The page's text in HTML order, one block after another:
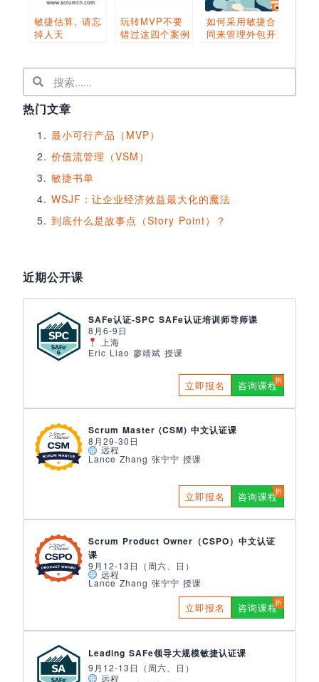
敏捷估算, 请忘
掉人天
玩转MVP不要
错过这四个案例
如何采用敏捷合
同来管理外包开
热门文章
最小可行产品（MVP）
价值流管理（VSM）
敏捷书单
WSJF：让企业经济效益最大化的魔法
到底什么是故事点（Story Point）？
近期公开课
SAFe认证-SPC SAFe认证培训师导师课
8月6-9日
上海
Eric Liao 廖靖斌 授课
立即报名 咨询课程
Scrum Master (CSM) 中文认证课
8月29-30日
远程
Lance Zhang 张宁宁 授课
立即报名 咨询课程
Scrum Product Owner（CSPO）中文认证
课
9月12-13日（周六、日）
远程
Lance Zhang 张宁宁 授课
立即报名 咨询课程
Leading SAFe领导大规模敏捷认证课
9月12-13日（周六、日）
远程